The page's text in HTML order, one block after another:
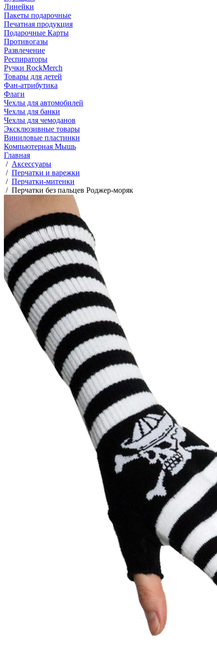
Линейки
Пакеты подарочные
Печатная продукция
Подарочные Карты
Противогазы
Развлечение
Респираторы
Ручки RockMerch
Товары для детей
Фан-атрибутика
Флаги
Чехлы для автомобилей
Чехлы для банки
Чехлы для чемоданов
Эксклюзивные товары
Виниловые пластинки
Компьютерная Мышь
Главная
/ Аксессуары
/ Перчатки и варежки
/ Перчатки-митенки
/ Перчатки без пальцев Роджер-моряк